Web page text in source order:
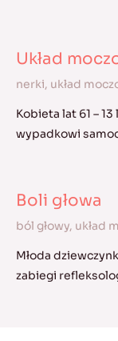
Układ
nerki, układ
Kobieta lat 61 –
wypadkowi
Boli głowa
ból głowy, układ
Młoda
zabiegi